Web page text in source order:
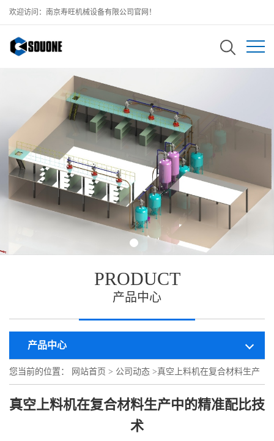
欢迎访问：南京寿旺机械设备有限公司官网！
PRODUCT
产品中心
产品中心
您当前的位置： 网站首页 > 公司动态 >真空上料机在复合材料生产
中的精准配比技术
真空上料机在复合材料生产中的精准配比技
术